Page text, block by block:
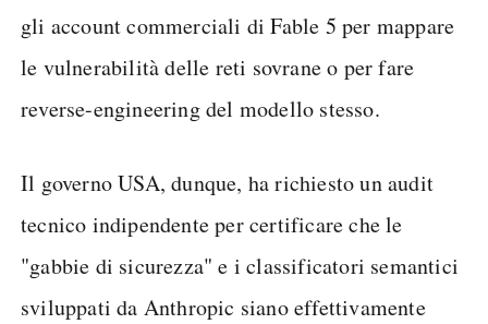
gli account commerciali di Fable 5 per mappare
le vulnerabilità delle reti sovrane o per fare
reverse-engineering del modello stesso.
Il governo USA, dunque, ha richiesto un audit
tecnico indipendente per certificare che le
"gabbie di sicurezza" e i classificatori semantici
sviluppati da Anthropic siano effettivamente